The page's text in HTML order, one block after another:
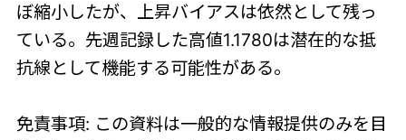
ぼ縮小したが、上昇バイアスは依然として残っ
ている。先週記録した高値1.1780は潜在的な抵
抗線として機能する可能性がある。
免責事項: この資料は一般的な情報提供のみを目